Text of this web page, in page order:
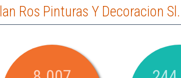
Ros Pinturas Y Decoracion Sl.